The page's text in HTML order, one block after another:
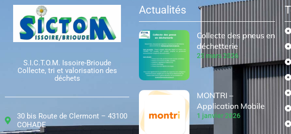
S.I.C.T.O.M. Issoire-Brioude
Collecte, tri et valorisation des
déchets
30 bis Route de Clermont – 43100
COHADE
Actualités
Collecte des pneus en
déchetterie
25 mars 2026
MONTRI –
Application Mobile
1 janvier 2026